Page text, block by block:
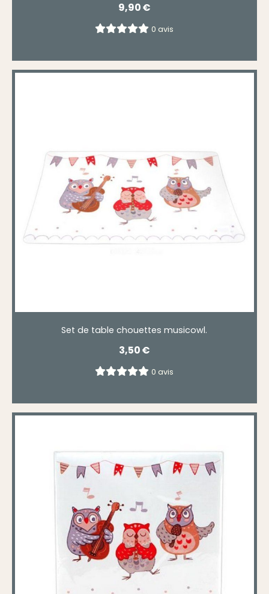
9,90€
0 avis
Set de table chouettes musicowl.
3,50€
0 avis